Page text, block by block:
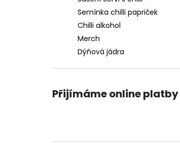
Semínka chilli papriček
Chilli alkohol
Merch
Dýňová jádra
Přijímáme online platby